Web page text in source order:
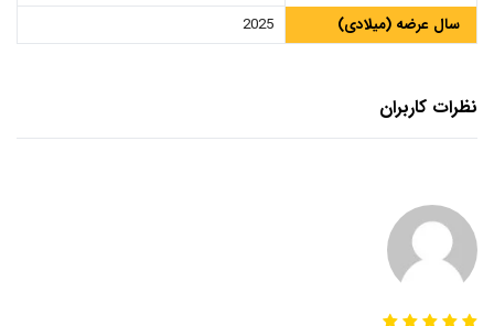
سال عرضه (میلادی)
2025
نظرات کاربران